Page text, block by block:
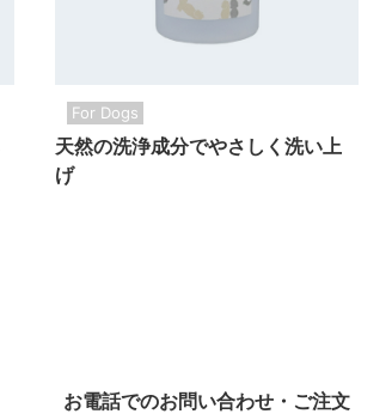
For Dogs
天然の洗浄成分でやさしく洗い上
げ
お電話でのお問い合わせ・ご注文